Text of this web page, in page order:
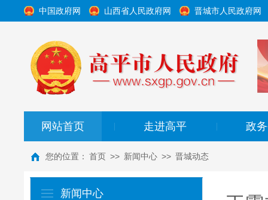
中国政府网 山西省人民政府网 晋城市人民政府网
网站首页 走进高平 政
您的位置： 首页 >> 新闻中心 >> 晋城动态
新闻中心